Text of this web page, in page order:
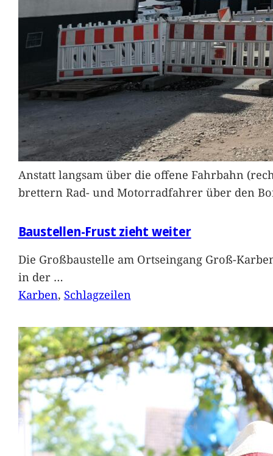
Anstatt langsam über die offene Fahrbahn
brettern Rad- und Motorradfahrer über den
Baustellen-Frust zieht weiter
Die Großbaustelle am Ortseingang Groß-
in der …
Karben, Schlagzeilen